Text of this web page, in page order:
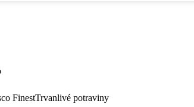
FinestTrvanlivé potraviny